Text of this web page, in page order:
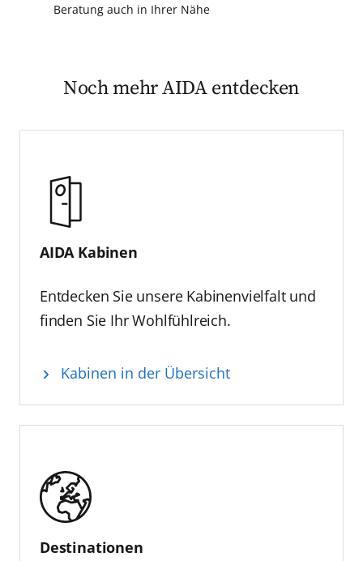
Beratung auch in Ihrer Nähe
Noch mehr AIDA entdecken
AIDA Kabinen
Entdecken Sie unsere Kabinenvielfalt und
finden Sie Ihr Wohlfühlreich.
Kabinen in der Übersicht
Destinationen